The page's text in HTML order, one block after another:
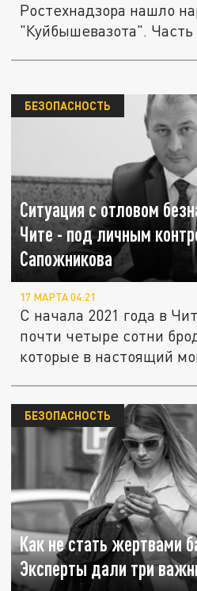
Ростехнадзора нашло
"Куйбышевазота". Часть
Ситуация с отловом
Чите - под личным
Сапожникова
БЕЗОПАСНОСТЬ
17 МАРТА 04:21
С начала 2021 года в
почти четыре сотни
которые в настоящий
Как не стать жертвами
Эксперты дали три
БЕЗОПАСНОСТЬ